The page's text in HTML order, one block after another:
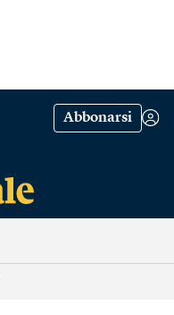
Abbonarsi